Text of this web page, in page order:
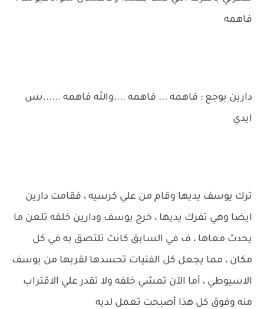
فاهمه
دارين بوجع : فاهمه ... فاهمه ....والله فاهمه ......بس
ايدي
ترك يوسف يديها وقام من علي كرسيه ، فقامت دارين
ايضا وهي تفرك يديها ، خرج يوسف ودارين خلفه تلعن ما
يحدث معاها ، ف في السابق كانت تلتصق به في كل
مكان ، مما يجعل كل الفتيات تحسدها لقربها من يوسف
الاسيوطي ، أما الآن تمشي خلفه ولا تقدر علي الاقتراب
منه وفوق كل هذا أصبحت تعمل لديه